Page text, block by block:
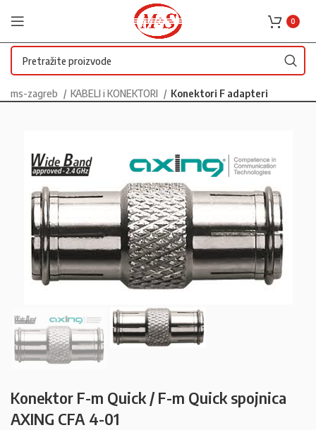
0
ms-zagreb KABELI i KONEKTORI Konektori F adapteri
Konektor F-m Quick / F-m Quick spojnica
AXING CFA 4-01